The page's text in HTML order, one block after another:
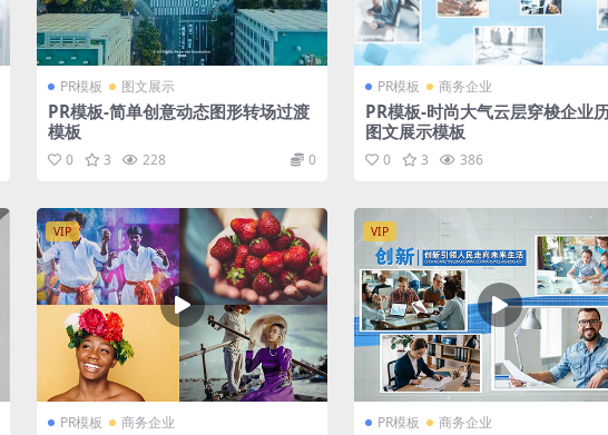
PR模板 图文展示
PR模板-简单创意动态图形转场过渡
模板
0 3 228 0
PR模板 商务企业
PR模板-时尚大气云层穿梭企业
图文展示模板
0 3 386
VIP
PR模板 商务企业
VIP
PR模板 商务企业